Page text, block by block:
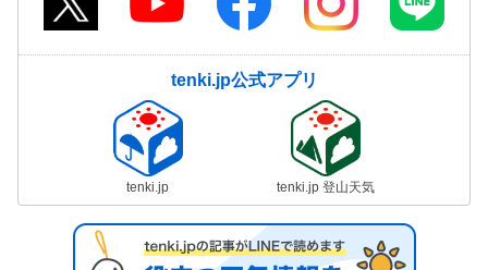
tenki.jp公式アプリ
tenki.jp tenki.jp 登山天気